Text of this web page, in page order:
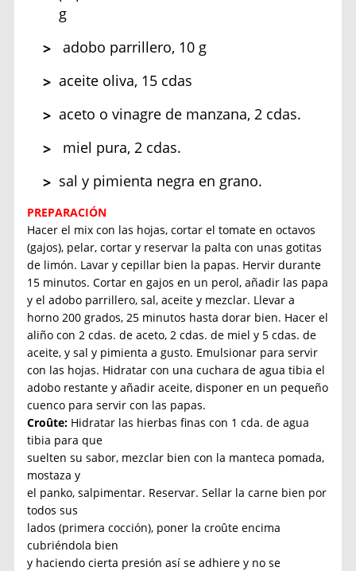
g
adobo parrillero, 10 g
aceite oliva, 15 cdas
aceto o vinagre de manzana, 2 cdas.
miel pura, 2 cdas.
sal y pimienta negra en grano.
PREPARACIÓN
Hacer el mix con las hojas, cortar el tomate en octavos
(gajos), pelar, cortar y reservar la palta con unas gotitas
de limón. Lavar y cepillar bien la papas. Hervir durante
15 minutos. Cortar en gajos en un perol, añadir las papa
y el adobo parrillero, sal, aceite y mezclar. Llevar a
horno 200 grados, 25 minutos hasta dorar bien. Hacer el
aliño con 2 cdas. de aceto, 2 cdas. de miel y 5 cdas. de
aceite, y sal y pimienta a gusto. Emulsionar para servir
con las hojas. Hidratar con una cuchara de agua tibia el
adobo restante y añadir aceite, disponer en un pequeño
cuenco para servir con las papas.
Croûte: Hidratar las hierbas finas con 1 cda. de agua
tibia para que
suelten su sabor, mezclar bien con la manteca pomada,
mostaza y
el panko, salpimentar. Reservar. Sellar la carne bien por
todos sus
lados (primera cocción), poner la croûte encima
cubriéndola bien
y haciendo cierta presión así se adhiere y no se